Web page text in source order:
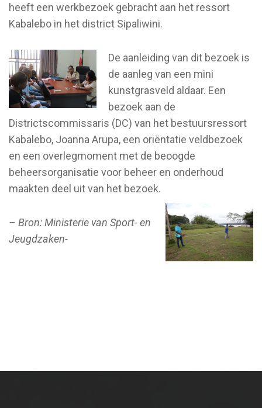
heeft een werkbezoek gebracht aan het ressort
Kabalebo in het district Sipaliwini.
De aanleiding van dit bezoek is
de aanleg van een mini
kunstgrasveld aldaar. Een
bezoek aan de
Districtscommissaris (DC) van het bestuursressort
Kabalebo, Joanna Arupa, een oriëntatie veldbezoek
en een overlegmoment met de beoogde
beheersorganisatie voor beheer en onderhoud
maakten deel uit van het bezoek.
– Bron: Ministerie van Sport- en
Jeugdzaken-